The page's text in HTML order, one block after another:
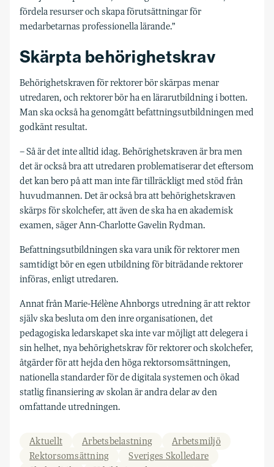
fördela resurser och skapa förutsättningar för
medarbetarnas professionella lärande.”
Skärpta behörighetskrav
Behörighetskraven för rektorer bör skärpas menar
utredaren, och rektorer bör ha en lärarutbildning i botten.
Man ska också ha genomgått befattningsutbildningen med
godkänt resultat.
– Så är det inte alltid idag. Behörighetskraven är bra men
det är också bra att utredaren problematiserar det eftersom
det kan bero på att man inte får tillräckligt med stöd från
huvudmannen. Det är också bra att behörighetskraven
skärps för skolchefer, att även de ska ha en akademisk
examen, säger Ann-Charlotte Gavelin Rydman.
Befattningsutbildningen ska vara unik för rektorer men
samtidigt bör en egen utbildning för biträdande rektorer
införas, enligt utredaren.
Annat från Marie-Hélène Ahnborgs utredning är att rektor
själv ska besluta om den inre organisationen, det
pedagogiska ledarskapet ska inte var möjligt att delegera i
sin helhet, nya behörighetskrav för rektorer och skolchefer,
åtgärder för att hejda den höga rektorsomsättningen,
nationella standarder för de digitala systemen och ökad
statlig finansiering av skolan är andra delar av den
omfattande utredningen.
Aktuellt Arbetsbelastning
Arbetsmiljö
Rektorsomsättning
Sveriges Skolledare